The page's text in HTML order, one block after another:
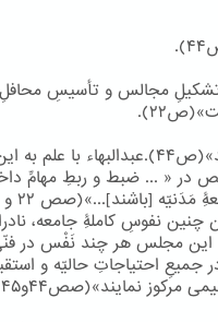
تشکیلِ مجالس و تأسیسِ
«مرجعِ قوّۀِتشریعیّه دانایانِ
در « ... ضبط و ربطِ مهامِّ
نفوسِ کاملۀِ جامعه،
مجلس هر چند نَفْس در
جمیعِ احتیاجاتِ حالیّه و
مرکوز نمایند»(صص۴۴و۴۵).